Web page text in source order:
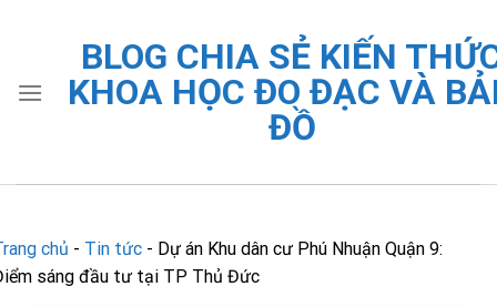
BLOG CHIA SẺ KIẾN
KHOA HỌC ĐO ĐẠC VÀ
ĐỒ
chủ - Tin tức - Dự án Khu dân cư Phú Nhuận Quận 9:
sáng đầu tư tại TP Thủ Đức